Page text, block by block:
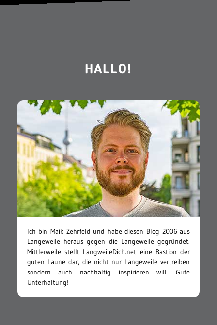
HALLO!
Ich bin Maik Zehrfeld und habe diesen Blog 2006 aus
Langeweile heraus gegen die Langeweile gegründet.
Mittlerweile stellt LangweileDich.net eine Bastion der
guten Laune dar, die nicht nur Langeweile vertreiben
sondern auch nachhaltig inspirieren will. Gute
Unterhaltung!